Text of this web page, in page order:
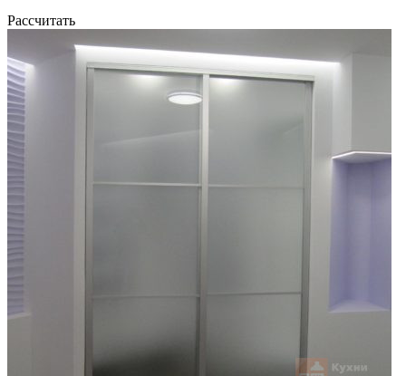
Рассчитать